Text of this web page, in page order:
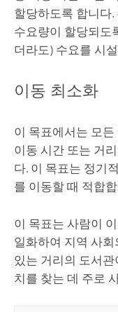
할당하도록 합니다
수요량이 할당되도
더라도) 수요를 시
이동 최소화
이 목표에서는 모
이동 시간 또는 거
다. 이 목표는 정기
를 이동할 때 적합
이 목표는 사람이
일화하여 지역 사
있는 거리의 도서
치를 찾는 데 주로